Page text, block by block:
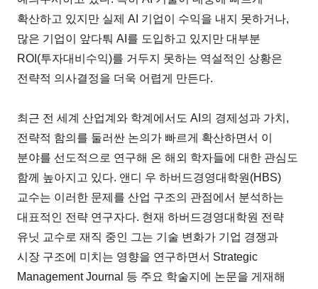
확산하고 있지만 실제 AI 기업이 수익을 내지 못하거나,
많은 기업이 앞다퉈 AI를 도입하고 있지만 대부분
ROI(투자대비수익)를 거두지 못하는 역설적인 상황은
전략적 의사결정을 더욱 어렵게 만든다.
최근 전 세계 산업계와 학계에서도 AI의 경제성과 가치,
전략적 함의를 둘러싼 논의가 빠르게 확산하면서 이
분야를 선도적으로 연구해 온 해외 학자들에 대한 관심도
함께 높아지고 있다. 앤디 우 하버드경영대학원(HBS)
교수는 이러한 문제를 산업 구조의 관점에서 분석하는
대표적인 전략 연구자다. 현재 하버드경영대학원 전략
유닛 교수로 재직 중인 그는 기술 변화가 기업 경쟁과
시장 구조에 미치는 영향을 연구하면서 Strategic
Management Journal 등 주요 학술지에 논문을 게재해